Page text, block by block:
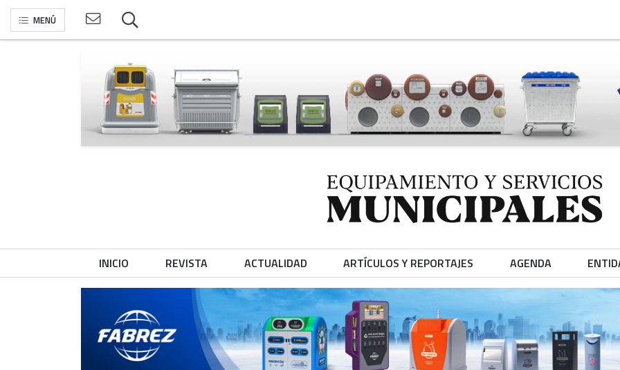
MENÚ
INICIO REVISTA ACTUALIDAD ARTÍCULOS Y REPORTAJES AGENDA